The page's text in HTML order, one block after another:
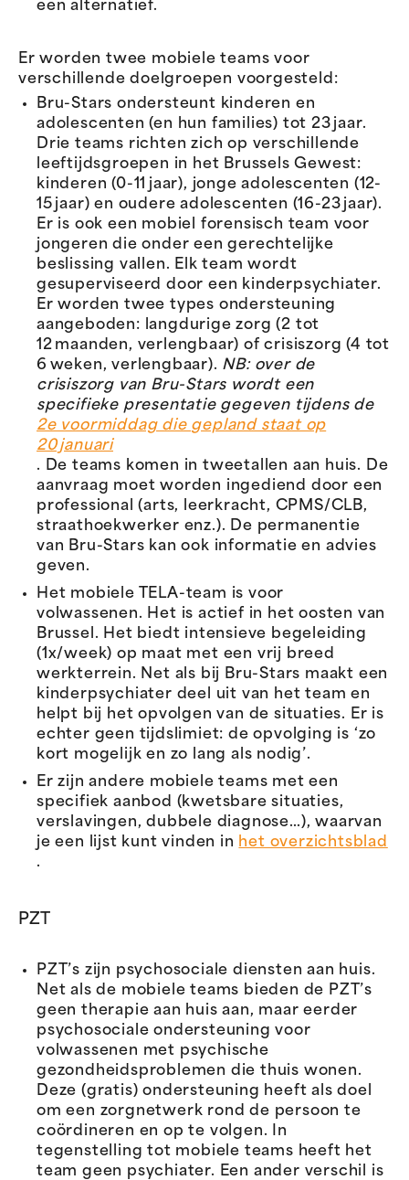
een alternatief.
Er worden twee mobiele teams voor
verschillende doelgroepen voorgesteld:
Bru-Stars ondersteunt kinderen en
adolescenten (en hun families) tot 23 jaar.
Drie teams richten zich op verschillende
leeftijdsgroepen in het Brussels Gewest:
kinderen (0-11 jaar), jonge adolescenten (12-
15 jaar) en oudere adolescenten (16-23 jaar).
Er is ook een mobiel forensisch team voor
jongeren die onder een gerechtelijke
beslissing vallen. Elk team wordt
gesuperviseerd door een kinderpsychiater.
Er worden twee types ondersteuning
aangeboden: langdurige zorg (2 tot
12 maanden, verlengbaar) of crisiszorg (4 tot
6 weken, verlengbaar). NB: over de
crisiszorg van Bru-Stars wordt een
specifieke presentatie gegeven tijdens de
2e voormiddag die gepland staat op
20 januari
. De teams komen in tweetallen aan huis. De
aanvraag moet worden ingediend door een
professional (arts, leerkracht, CPMS/CLB,
straathoekwerker enz.). De permanentie
van Bru-Stars kan ook informatie en advies
geven.
Het mobiele TELA-team is voor
volwassenen. Het is actief in het oosten van
Brussel. Het biedt intensieve begeleiding
(1x/week) op maat met een vrij breed
werkterrein. Net als bij Bru-Stars maakt een
kinderpsychiater deel uit van het team en
helpt bij het opvolgen van de situaties. Er is
echter geen tijdslimiet: de opvolging is ‘zo
kort mogelijk en zo lang als nodig’.
Er zijn andere mobiele teams met een
specifiek aanbod (kwetsbare situaties,
verslavingen, dubbele diagnose…), waarvan
je een lijst kunt vinden in het overzichtsblad
.
PZT
PZT’s zijn psychosociale diensten aan huis.
Net als de mobiele teams bieden de PZT’s
geen therapie aan huis aan, maar eerder
psychosociale ondersteuning voor
volwassenen met psychische
gezondheidsproblemen die thuis wonen.
Deze (gratis) ondersteuning heeft als doel
om een zorgnetwerk rond de persoon te
coördineren en op te volgen. In
tegenstelling tot mobiele teams heeft het
team geen psychiater. Een ander verschil is